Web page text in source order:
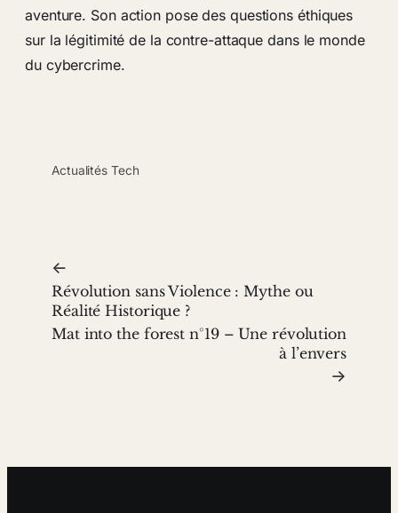
aventure. Son action pose des questions éthiques
sur la légitimité de la contre-attaque dans le monde
du cybercrime.
Actualités Tech
←
Révolution sans Violence : Mythe ou
Réalité Historique ?
Mat into the forest n°19 – Une révolution
à l’envers
→